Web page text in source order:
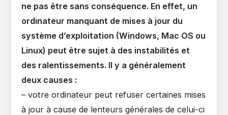
ne pas être sans conséquence. En effet, un
ordinateur manquant de mises à jour du
système d’exploitation (Windows, Mac OS ou
Linux) peut être sujet à des instabilités et
des ralentissements. Il y a généralement
deux causes :
– votre ordinateur peut refuser certaines mises
à jour à cause de lenteurs générales de celui-ci